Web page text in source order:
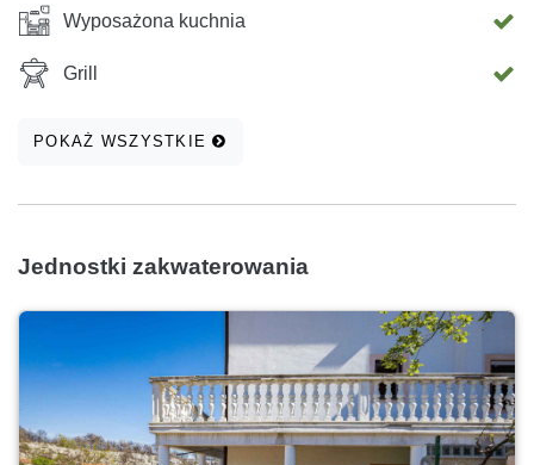
Wyposażona kuchnia
Grill
POKAŻ WSZYSTKIE
Jednostki zakwaterowania